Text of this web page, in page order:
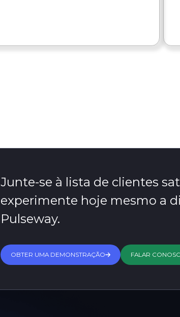
Junte-se à lista de clientes
experimente hoje mesmo a
Pulseway.
OBTER UMA DEMONSTRAÇÃO FALAR